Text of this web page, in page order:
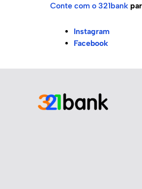
Conte com o 321bank
Instagram
Facebook